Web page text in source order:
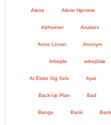
Alene Alene Hjemme
Alzheimer Analsex
Anne Linnet Anonym
Arbejde arbejdslø
At Elske Sig Selv Ayal
Back-Up Plan Bad
Bange Bank